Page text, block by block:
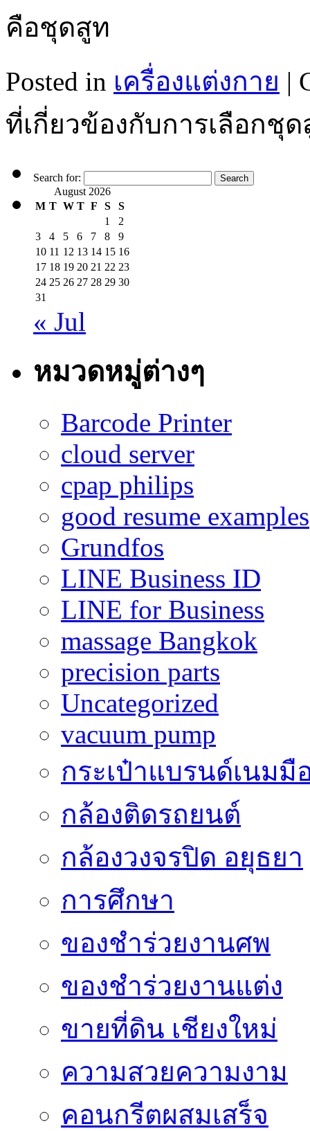
คือชุดสูท
Posted in เครื่องแต่งกาย |
ที่เกี่ยวข้องกับการเลือกชุ
Search for:
August 2026
M T W T F S
S
1
2
3
4 5 6 7 8
9
10 11 12 13 14 15 16
17 18 19 20 21 22 23
24 25 26 27 28 29 30
31
« Jul
หมวดหมู่ต่างๆ
Barcode Printer
cloud server
cpap philips
good resume examples
Grundfos
LINE Business ID
LINE for Business
massage Bangkok
precision parts
Uncategorized
vacuum pump
กระเป๋าแบรนด์เนมมื
กล้องติดรถยนต์
กล้องวงจรปิด อยุธยา
การศึกษา
ของชำร่วยงานศพ
ของชำร่วยงานแต่ง
ขายที่ดิน เชียงใหม่
ความสวยความงาม
คอนกรีตผสมเสร็จ